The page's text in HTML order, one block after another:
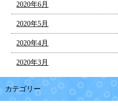
2020年6月
2020年5月
2020年4月
2020年3月
カテゴリー